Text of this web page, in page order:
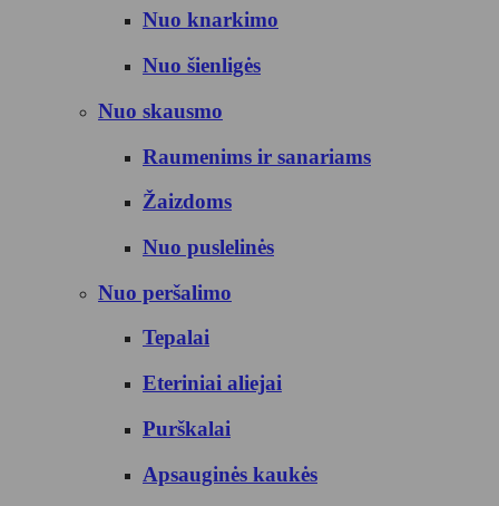
Nuo knarkimo
Nuo šienligės
Nuo skausmo
Raumenims ir sanariams
Žaizdoms
Nuo puslelinės
Nuo peršalimo
Tepalai
Eteriniai aliejai
Purškalai
Apsauginės kaukės